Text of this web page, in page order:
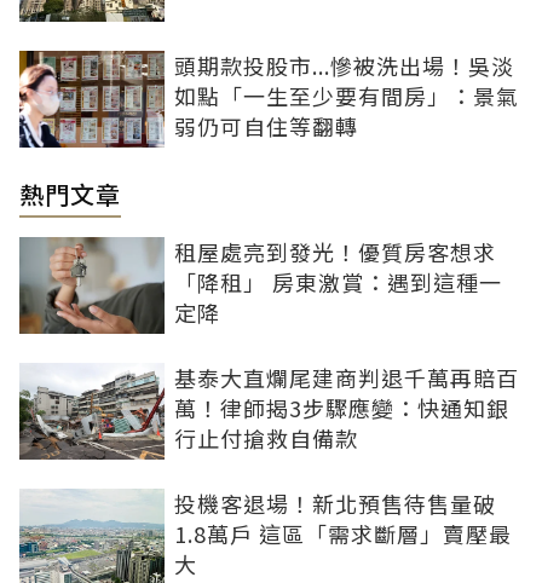
頭期款投股市...慘被洗出場！吳淡
如點「一生至少要有間房」：景氣
弱仍可自住等翻轉
熱門文章
租屋處亮到發光！優質房客想求
「降租」 房東激賞：遇到這種一
定降
基泰大直爛尾建商判退千萬再賠百
萬！律師揭3步驟應變：快通知銀
行止付搶救自備款
投機客退場！新北預售待售量破
1.8萬戶 這區「需求斷層」賣壓最
大